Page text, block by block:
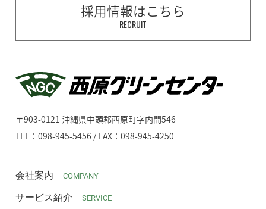
採用情報はこちら
RECRUIT
〒903-0121 沖縄県中頭郡西原町字内間546
TEL：098-945-5456 / FAX：098-945-4250
会社案内 COMPANY
サービス紹介 SERVICE